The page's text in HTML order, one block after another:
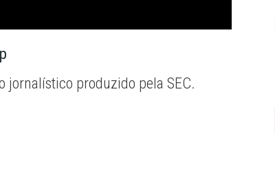
jornalístico produzido pela SEC.